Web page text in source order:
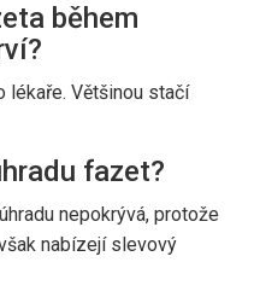
během
lékaře. Většinou stačí
fazet?
nepokrývá, protože
nabízejí slevový